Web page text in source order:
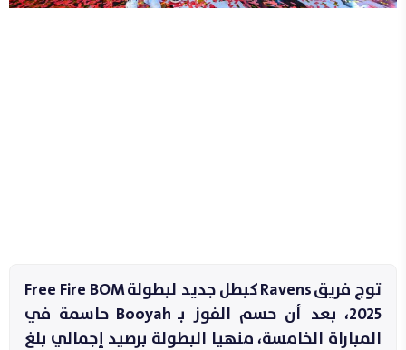
توج فريق Ravens كبطل جديد لبطولة Free Fire BOM
2025، بعد أن حسم الفوز بـ Booyah حاسمة في
المباراة الخامسة، منهيا البطولة برصيد إجمالي بلغ